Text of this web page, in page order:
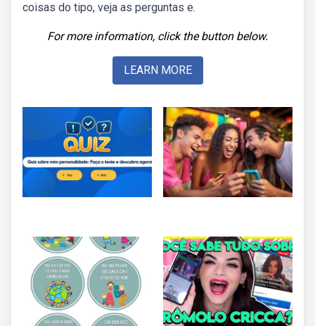
coisas do tipo, veja as perguntas e.
For more information, click the button below.
LEARN MORE